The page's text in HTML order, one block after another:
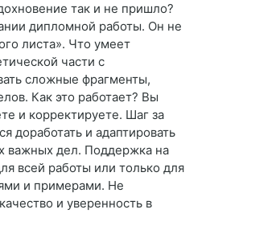
так и не пришло?
дипломной работы. Он не
листа». Что умеет
части с
сложные фрагменты,
Как это работает? Вы
и корректируете. Шаг за
доработать и адаптировать
важных дел. Поддержка на
всей работы или только для
и примерами. Не
и уверенность в